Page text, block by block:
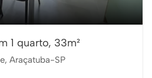
1 quarto, 33m²
Araçatuba-SP